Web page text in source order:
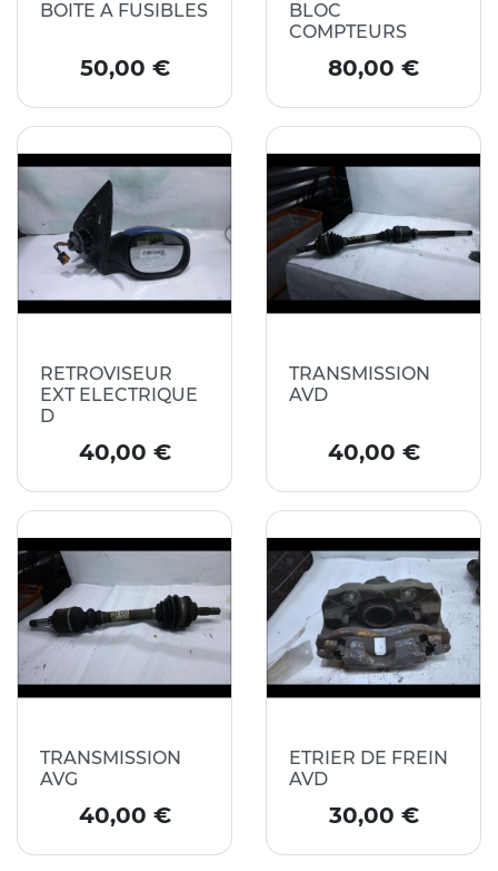
BOITE A FUSIBLES
Prix
50,00 €
BLOC
COMPTEURS
Prix
80,00 €
RETROVISEUR
EXT ELECTRIQUE
D
Prix
40,00 €
TRANSMISSION
AVD
Prix
40,00 €
TRANSMISSION
AVG
Prix
40,00 €
ETRIER DE FREIN
AVD
Prix
30,00 €